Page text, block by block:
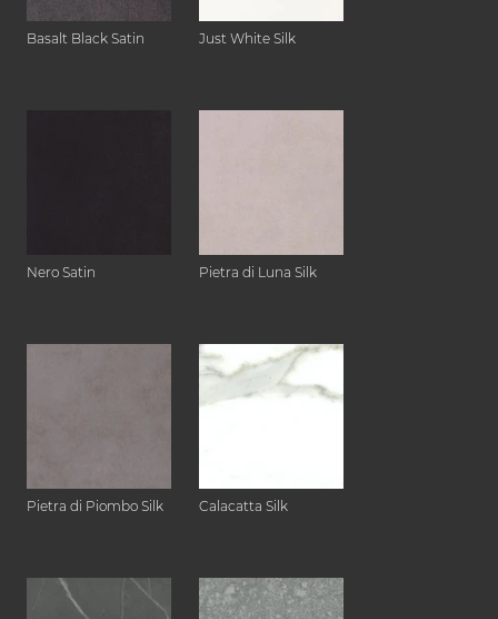
Basalt Black Satin Just White Silk
Nero Satin Pietra di Luna Silk
Pietra di Piombo Silk Calacatta Silk